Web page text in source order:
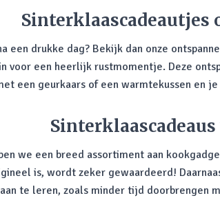
Sinterklaascadeautjes
een drukke dag? Bekijk dan onze
voor een heerlijk rustmomentje. Deze
een geurkaars of een warmtekussen en
we een breed assortiment aan
is, wordt zeker gewaardeerd!
te leren, zoals minder tijd doorbrengen